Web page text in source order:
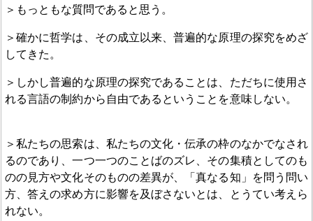
＞もっともな質問であると思う。
＞確かに哲学は、その成立以来、普遍的な原理の探究をめざ
してきた。
＞しかし普遍的な原理の探究であることは、ただちに使用さ
れる言語の制約から自由であるということを意味しない。
＞私たちの思索は、私たちの文化・伝承の枠のなかでなされ
るのであり、一つ一つのことばのズレ、その集積としてのも
のの見方や文化そのものの差異が、「真なる知」を問う問い
方、答えの求め方に影響を及ぼさないとは、とうてい考えら
れない。